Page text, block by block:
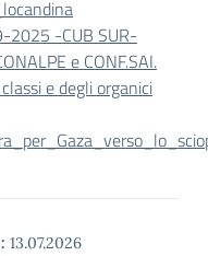
2025 -CUB SUR-
e CONF.SAI.
e degli organici
13.07.2026